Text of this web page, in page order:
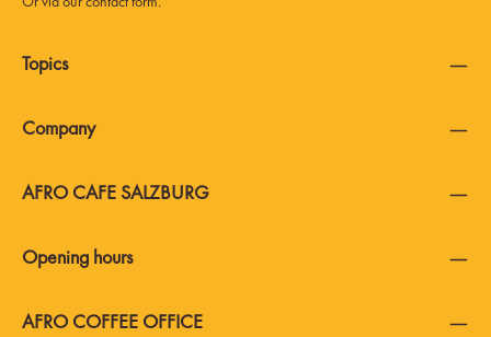
AFRO COFFEE OFFICE
AFRO CAFE SALZBURG
Topics
Company
Opening hours